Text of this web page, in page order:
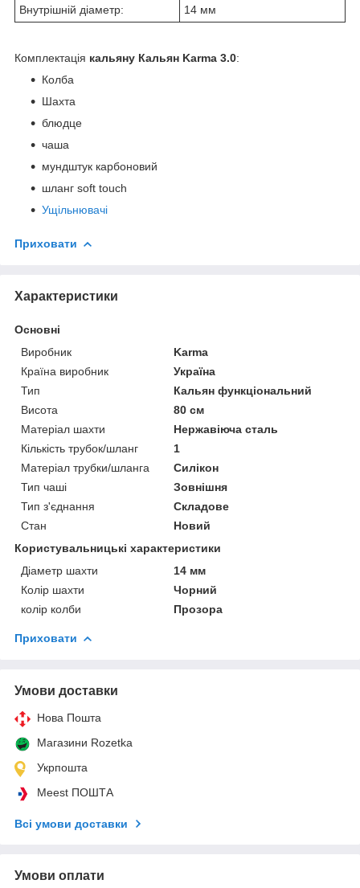
Внутрішній діаметр: 14 мм
Комплектація кальяну Кальян Karma 3.0:
Колба
Шахта
блюдце
чаша
мундштук карбоновий
шланг soft touch
Ущільнювачі
Приховати
Характеристики
Основні
Виробник
Karma
Країна виробник
Україна
Тип
Кальян функціональний
Висота
80 см
Матеріал шахти
Нержавіюча сталь
Кількість трубок/шланг
1
Матеріал трубки/шланга
Силікон
Тип чаші
Зовнішня
Тип з'єднання
Складове
Стан
Новий
Користувальницькі характеристики
Діаметр шахти
14 мм
Колір шахти
Чорний
колір колби
Прозора
Приховати
Умови доставки
Нова Пошта
Магазини Rozetka
Укрпошта
Meest ПОШТА
Всі умови доставки
Умови оплати